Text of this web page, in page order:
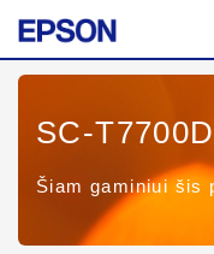
SC-
Šiam gaminiui šis